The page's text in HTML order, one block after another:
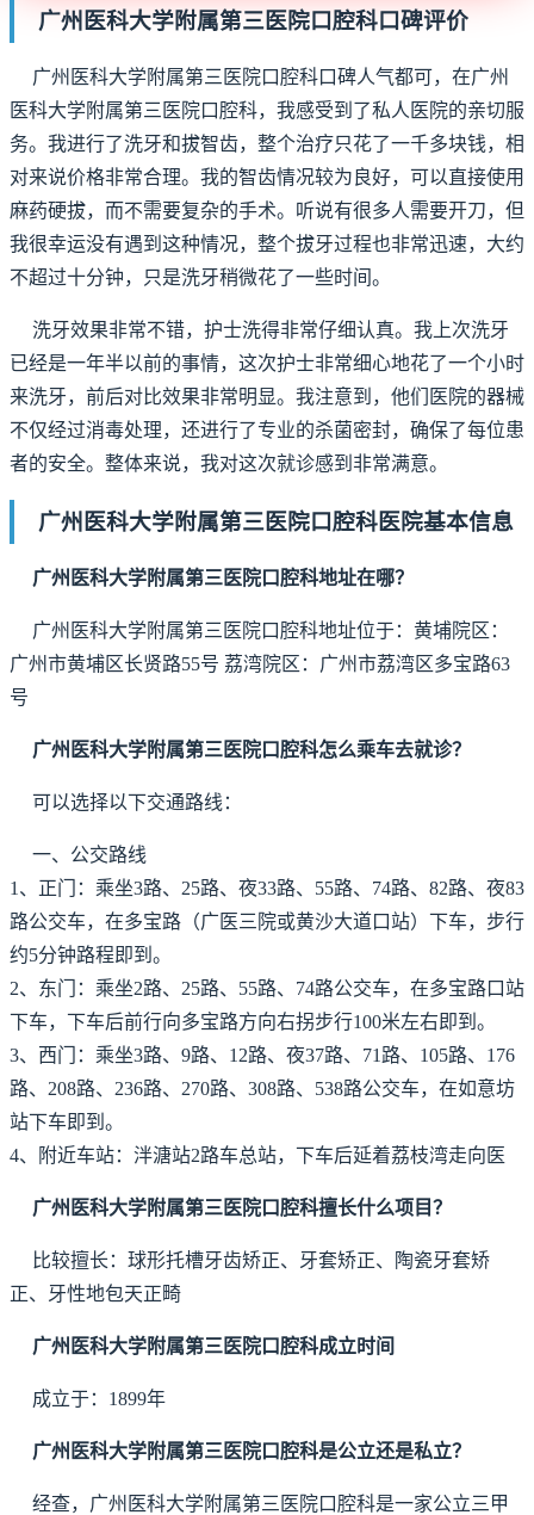
广州医科大学附属第三医院口腔科口碑评价
广州医科大学附属第三医院口腔科口碑人气都可，在广州
医科大学附属第三医院口腔科，我感受到了私人医院的亲切服
务。我进行了洗牙和拔智齿，整个治疗只花了一千多块钱，相
对来说价格非常合理。我的智齿情况较为良好，可以直接使用
麻药硬拔，而不需要复杂的手术。听说有很多人需要开刀，但
我很幸运没有遇到这种情况，整个拔牙过程也非常迅速，大约
不超过十分钟，只是洗牙稍微花了一些时间。
洗牙效果非常不错，护士洗得非常仔细认真。我上次洗牙
已经是一年半以前的事情，这次护士非常细心地花了一个小时
来洗牙，前后对比效果非常明显。我注意到，他们医院的器械
不仅经过消毒处理，还进行了专业的杀菌密封，确保了每位患
者的安全。整体来说，我对这次就诊感到非常满意。
广州医科大学附属第三医院口腔科医院基本信息
广州医科大学附属第三医院口腔科地址在哪？
广州医科大学附属第三医院口腔科地址位于：黄埔院区：
广州市黄埔区长贤路55号 荔湾院区：广州市荔湾区多宝路63
号
广州医科大学附属第三医院口腔科怎么乘车去就诊？
可以选择以下交通路线：
一、公交路线
1、正门：乘坐3路、25路、夜33路、55路、74路、82路、夜83
路公交车，在多宝路（广医三院或黄沙大道口站）下车，步行
约5分钟路程即到。
2、东门：乘坐2路、25路、55路、74路公交车，在多宝路口站
下车，下车后前行向多宝路方向右拐步行100米左右即到。
3、西门：乘坐3路、9路、12路、夜37路、71路、105路、176
路、208路、236路、270路、308路、538路公交车，在如意坊
站下车即到。
4、附近车站：泮溏站2路车总站，下车后延着荔枝湾走向医
广州医科大学附属第三医院口腔科擅长什么项目？
比较擅长：球形托槽牙齿矫正、牙套矫正、陶瓷牙套矫
正、牙性地包天正畸
广州医科大学附属第三医院口腔科成立时间
成立于：1899年
广州医科大学附属第三医院口腔科是公立还是私立？
经查，广州医科大学附属第三医院口腔科是一家公立三甲